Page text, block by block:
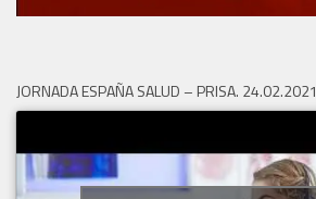
JORNADA ESPAÑA SALUD – PRISA. 24.02.2021